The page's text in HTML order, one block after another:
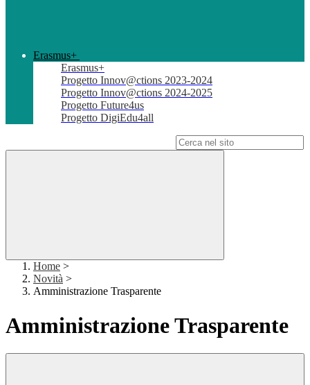
Erasmus+
Erasmus+
Progetto Innov@ctions 2023-2024
Progetto Innov@ctions 2024-2025
Progetto Future4us
Progetto DigiEdu4all
Home >
Novità >
Amministrazione Trasparente
Amministrazione Trasparente